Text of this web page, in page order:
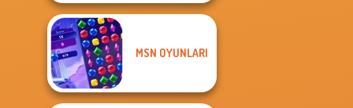
MSN OYUNLARI